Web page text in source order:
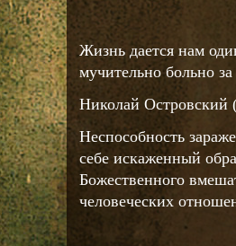
Жизнь дается нам
мучительно больно
Николай Островский
Неспособность
себе искаженный
Божественного
человеческих